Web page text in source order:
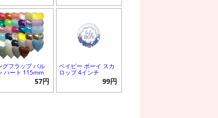
グフラップ バル
ハート 115mm
57円
ベイビー ボーイ スカ
ロップ 4インチ
99円